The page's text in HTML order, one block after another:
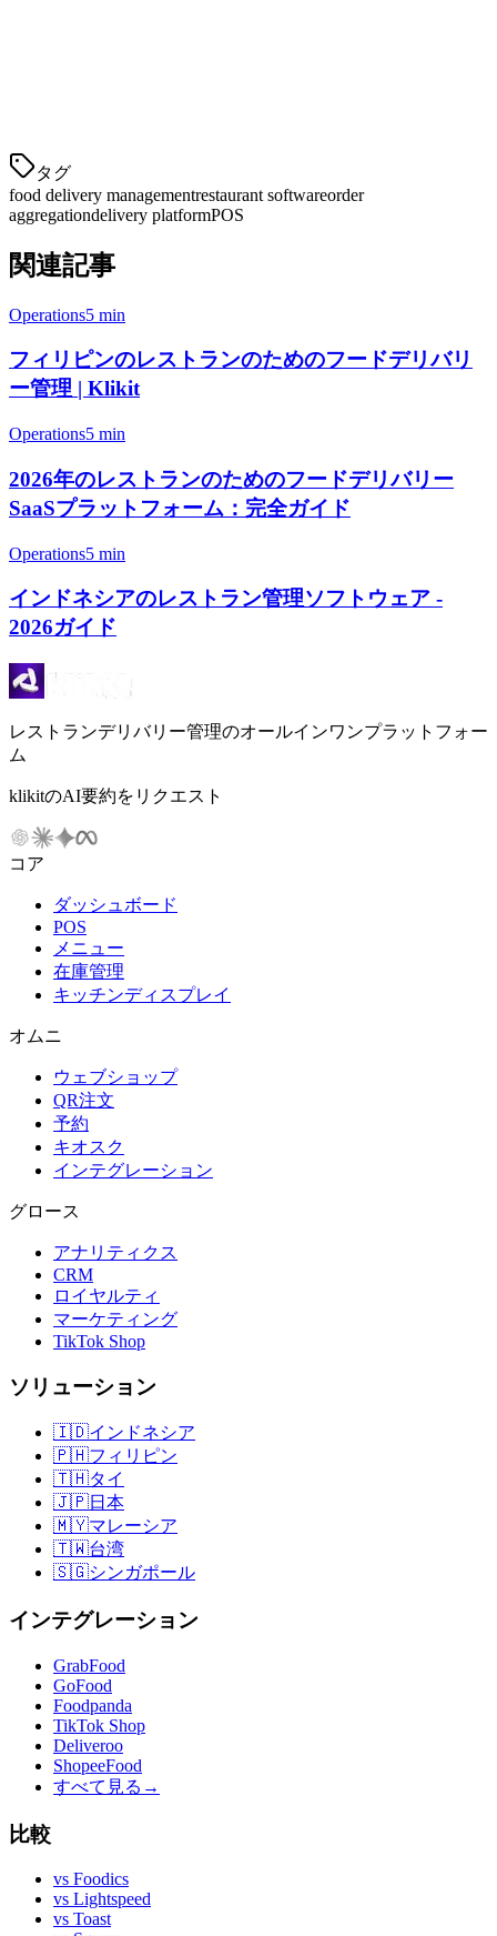
タグ
food delivery managementrestaurant softwareorder
aggregationdelivery platformPOS
関連記事
Operations5 min
フィリピンのレストランのためのフードデリバリ
ー管理 | Klikit
Operations5 min
2026年のレストランのためのフードデリバリー
SaaSプラットフォーム：完全ガイド
Operations5 min
インドネシアのレストラン管理ソフトウェア -
2026ガイド
レストランデリバリー管理のオールインワンプラットフォー
ム
klikitのAI要約をリクエスト
コア
ダッシュボード
POS
メニュー
在庫管理
キッチンディスプレイ
オムニ
ウェブショップ
QR注文
予約
キオスク
インテグレーション
グロース
アナリティクス
CRM
ロイヤルティ
マーケティング
TikTok Shop
ソリューション
🇮🇩インドネシア
🇵🇭フィリピン
🇹🇭タイ
🇯🇵日本
🇲🇾マレーシア
🇹🇼台湾
🇸🇬シンガポール
インテグレーション
GrabFood
GoFood
Foodpanda
TikTok Shop
Deliveroo
ShopeeFood
すべて見る →
比較
vs Foodics
vs Lightspeed
vs Toast